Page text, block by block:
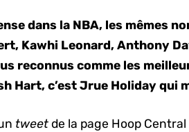
dans la NBA, les mêmes
Kawhi Leonard, Anthony
reconnus comme les
Hart, c’est Jrue Holiday qui
tweet de la page Hoop